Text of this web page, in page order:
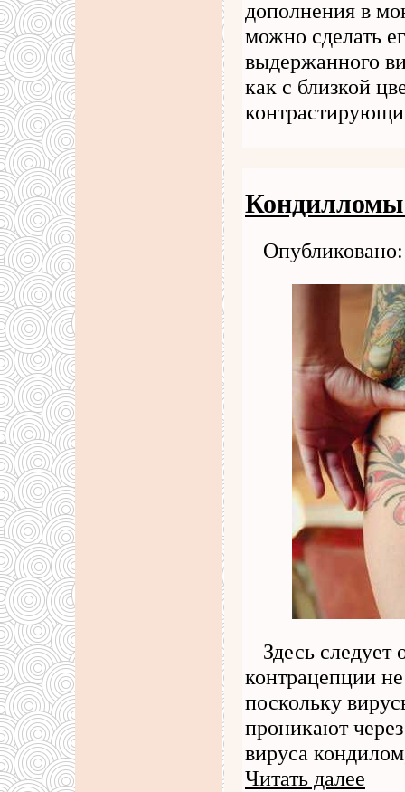
дополнения в
можно сделать
выдержанного
как с близкой
Здесь следует
контрацепции
поскольку
проникают
вируса
Читать далее